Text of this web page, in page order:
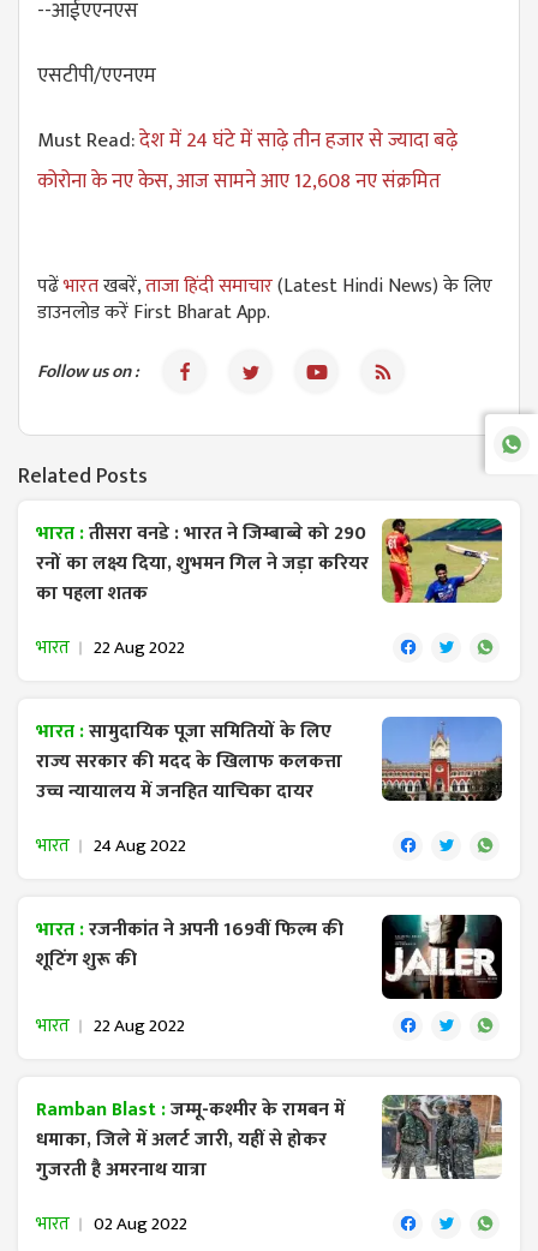
--आईएएनएस
एसटीपी/एएनएम
Must Read:देश में 24 घंटे में साढ़े तीन हजार से ज्यादा बढ़े
कोरोना के नए केस, आज सामने आए 12,608 नए संक्रमित
पढेंभारतखबरें,ताजा हिंदी समाचार(Latest Hindi News) के लिए
डाउनलोड करें First Bharat App.
Follow us on :
Related Posts
भारत :तीसरा वनडे : भारत ने जिम्बाब्वे को 290
रनों का लक्ष्य दिया, शुभमन गिल ने जड़ा करियर
का पहला शतक
भारत 22 Aug 2022
भारत :सामुदायिक पूजा समितियों के लिए
राज्य सरकार की मदद के खिलाफ कलकत्ता
उच्च न्यायालय में जनहित याचिका दायर
भारत 24 Aug 2022
भारत :रजनीकांत ने अपनी 169वीं फिल्म की
शूटिंग शुरू की
भारत 22 Aug 2022
Ramban Blast :जम्मू-कश्मीर के रामबन में
धमाका, जिले में अलर्ट जारी, यहीं से होकर
गुजरती है अमरनाथ यात्रा
भारत 02 Aug 2022